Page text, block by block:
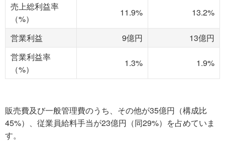
売上総利益率
（%）
11.9% 13.2%
営業利益 9億円
13億円
営業利益率
（%）
1.3% 1.9%
販売費及び一般管理費のうち、その他が35億円（構成比
45%）、従業員給料手当が23億円（同29%）を占めていま
す。